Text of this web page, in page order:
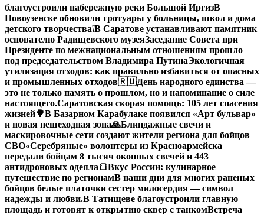
благоустроили набережную реки Большой ИргизВ
Новоузенске обновили тротуары у больницы, школ и дома
детского творчества❕В Саратове устанавливают памятник
основателю Радищевского музеяЗаседание Совета при
Президенте по межнациональным отношениям прошло
под председательством Владимира ПутинаЭкологичная
утилизация отходов: как правильно избавиться от опасных
и промышленных отходов🇷🇺День народного единства —
это не только память о прошлом, но и напоминание о силе
настоящего.Саратовская скорая помощь: 105 лет спасения
жизней🌳В Базарном Карабулаке появился «Арт бульвар»
и новая пешеходная зона🙏Блиндажные свечи и
маскировочные сети создают жители региона для бойцов
СВО«Серебряные» волонтеры из Красноармейска
передали бойцам 8 тысяч окопных свечей и 443
антидроновых одеяла 🍞Вкус России: кулинарное
путешествие по регионамВ наши дни для многих раненых
бойцов белые платочки сестер милосердия — символ
надежды и любви.В Татищеве благоустроили главную
площадь и готовят к открытию сквер с танкомВстреча